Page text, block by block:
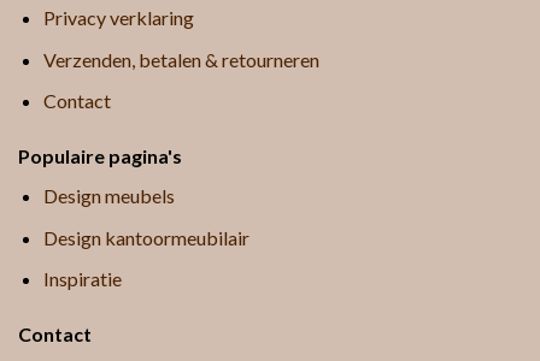
Privacy verklaring
Verzenden, betalen & retourneren
Contact
Populaire pagina's
Design meubels
Design kantoormeubilair
Inspiratie
Contact